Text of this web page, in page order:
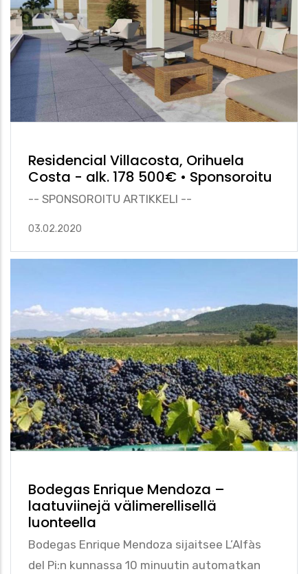
Residencial Villacosta, Orihuela
Costa - alk. 178 500€ • Sponsoroitu
-- SPONSOROITU ARTIKKELI --
03.02.2020
Bodegas Enrique Mendoza –
laatuviinejä välimerellisellä
luonteella
Bodegas Enrique Mendoza sijaitsee L’Alfàs
del Pi:n kunnassa 10 minuutin automatkan